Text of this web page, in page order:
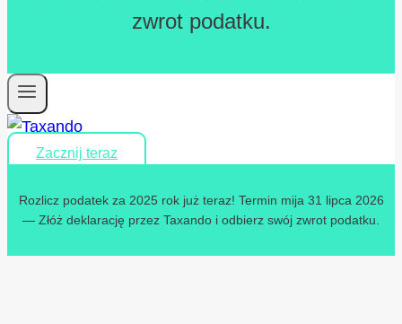
zwrot podatku.
Zacznij teraz
Rozlicz podatek za 2025 rok już teraz! Termin mija 31 lipca 2026
— Złóż deklarację przez Taxando i odbierz swój zwrot podatku.